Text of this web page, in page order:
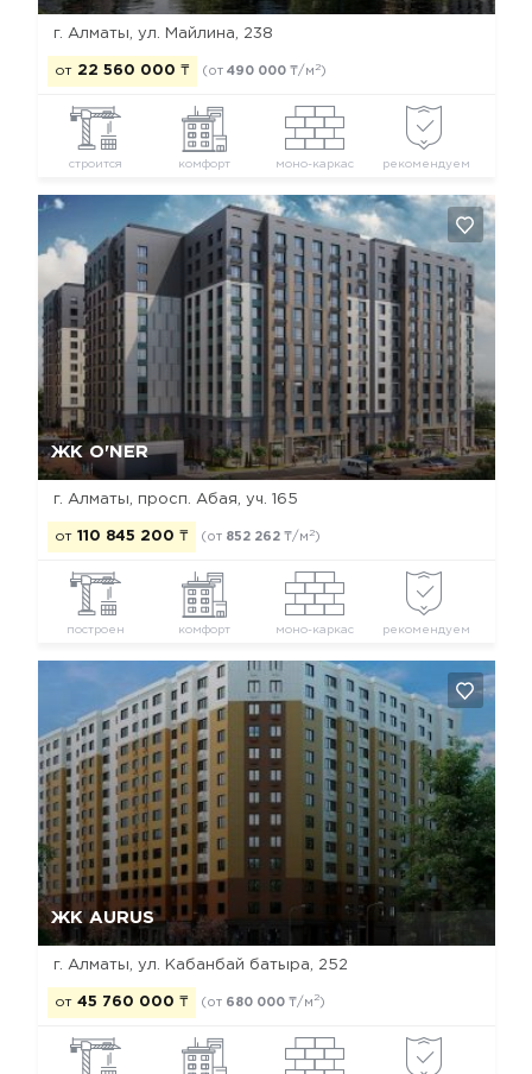
г. Алматы, ул. Майлина, 238
от 22 560 000 ₸ (от 490 000 ₸/м 2)
строится комфорт моно-каркас рекомендуем
ЖК O'NER
г. Алматы, просп. Абая, уч. 165
от 110 845 200 ₸ (от 852 262 ₸/м 2)
построен комфорт моно-каркас рекомендуем
ЖК AURUS
г. Алматы, ул. Кабанбай батыра, 252
от 45 760 000 ₸ (от 680 000 ₸/м2)
Да, удалить